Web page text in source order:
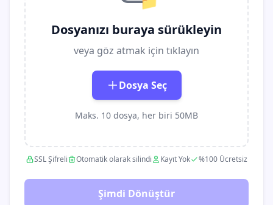
Dosyanızı buraya sürükleyin
veya göz atmak için tıklayın
Dosya Seç
Maks. 10 dosya, her biri 50MB
SSL Şifreli Otomatik olarak silindi Kayıt Yok %100 Ücretsiz
Şimdi Dönüştür